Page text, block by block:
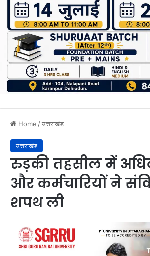
Home /उत्तराखंड
उत्तराखंड
रुड़की तहसील में
और कर्मचारियों ने
शपथ ली